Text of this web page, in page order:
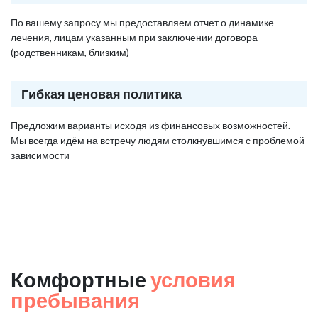
По вашему запросу мы предоставляем отчет о динамике
лечения, лицам указанным при заключении договора
(родственникам, близким)
Гибкая ценовая политика
Предложим варианты исходя из финансовых возможностей.
Мы всегда идём на встречу людям столкнувшимся с проблемой
зависимости
Комфортные условия
пребывания